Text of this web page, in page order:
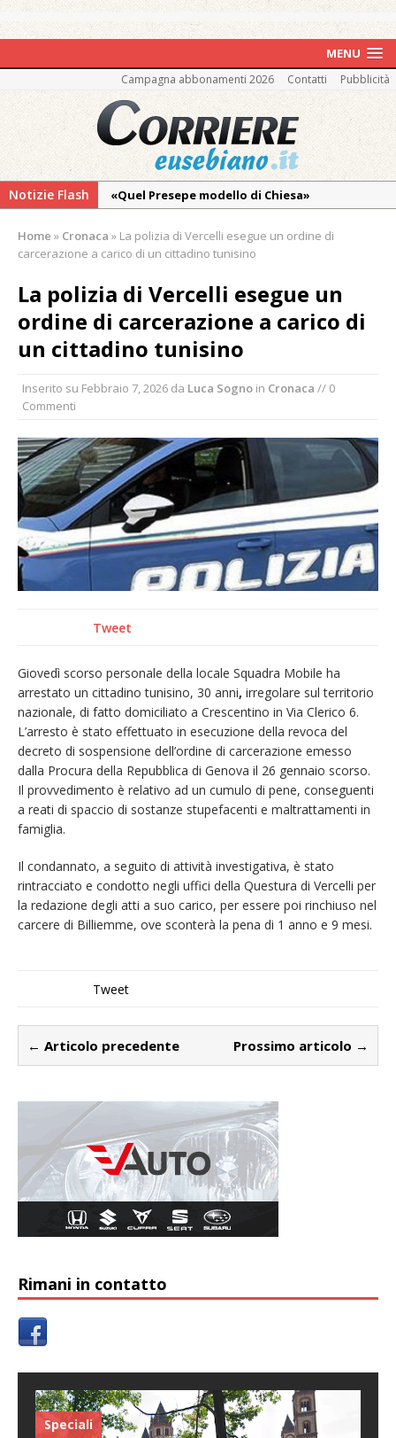
MENU
Campagna abbonamenti 2026 Contatti Pubblicità
Notizie Flash
«Quel Presepe modello di Chiesa»
Ringraziamento: convegno, messa e
Incendio sul Monte Barone: si estende il
fronte. Evacuato il rifugio e chiusi tutti i
sentieri
zone blu
alle pendici del Monte Barone
Centinaia di vercellesi a Oropa per il
pellegrinaggio diocesano
Intervento dei vigili del fuoco per un
incendio di sterpaglie a Caresanablot
Dieci anni fa l’ingresso a Vercelli
dell’arcivescovo mons. Marco Arnolfo
Home » Cronaca » La polizia di Vercelli esegue un ordine di
carcerazione a carico di un cittadino tunisino
La polizia di Vercelli esegue un
ordine di carcerazione a carico di
un cittadino tunisino
Inserito su Febbraio 7, 2026 da Luca Sogno in Cronaca // 0
Commenti
Tweet
Giovedì scorso personale della locale Squadra Mobile ha
arrestato un cittadino tunisino, 30 anni, irregolare sul territorio
nazionale, di fatto domiciliato a Crescentino in Via Clerico 6.
L’arresto è stato effettuato in esecuzione della revoca del
decreto di sospensione dell’ordine di carcerazione emesso
dalla Procura della Repubblica di Genova il 26 gennaio scorso.
Il provvedimento è relativo ad un cumulo di pene, conseguenti
a reati di spaccio di sostanze stupefacenti e maltrattamenti in
famiglia.
Il condannato, a seguito di attività investigativa, è stato
rintracciato e condotto negli uffici della Questura di Vercelli per
la redazione degli atti a suo carico, per essere poi rinchiuso nel
carcere di Billiemme, ove sconterà la pena di 1 anno e 9 mesi.
Tweet
← Articolo precedente Prossimo articolo →
Rimani in contatto
Speciali